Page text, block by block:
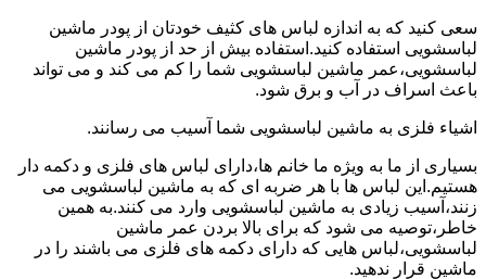
سعی کنید که به اندازه لباس های کثیف خودتان از پودر ماشین
لباسشویی استفاده کنید.استفاده بیش از حد از پودر ماشین
لباسشویی،عمر ماشین لباسشویی شما را کم می کند و می تواند
باعث اسراف در آب و برق شود.
اشیاء فلزی به ماشین لباسشویی شما آسیب می رسانند.
بسیاری از ما به ویژه ما خانم ها،دارای لباس های فلزی و دکمه دار
هستیم.این لباس ها با هر ضربه ای که به ماشین لباسشویی می
زنند،آسیب زیادی به ماشین لباسشویی وارد می کنند.به همین
خاطر،توصیه می شود که برای بالا بردن عمر ماشین
لباسشویی،لباس هایی که دارای دکمه های فلزی می باشند را در
ماشین قرار ندهید.